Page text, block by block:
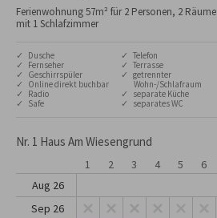
Ferienwohnung 57m² für 2 Personen, 2 Räume
mit 1 Schlafzimmer
✓ Dusche
✓ Fernseher
✓ Geschirrspüler
✓ Online direkt buchbar
✓ Radio
✓ Safe
✓ Telefon
✓ Terrasse
✓ getrennter
Wohn-/Schlafraum
✓ separate Küche
✓ separates WC
Nr. 1 Haus Am Wiesengrund
1 2 3 4 5 6
Aug 26
Sep 26